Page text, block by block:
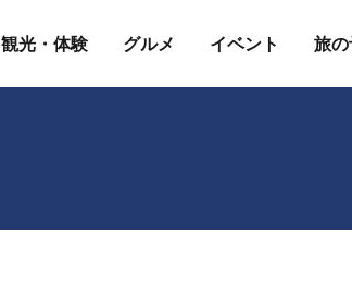
観光・体験 グルメ イベント 旅